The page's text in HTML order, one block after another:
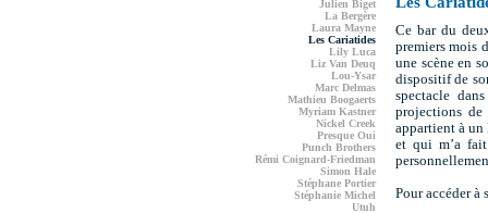
Julien Biget
La Bergère
Laura Mayne
Les Cariatides
Lily Luca
Liz Van Deuq
Lou-Ysar
Marc Delmas
Mathieu Boogaerts
Myriam Kastner
Nickel Creek
Presque Oui
Punch Brothers
Rémi Coignard-Friedman
Simon Hale
Stéphane Portier
Stéphanie Michel
Utuh
Ce bar du
premiers mois
une scène en
dispositif de
spectacle
projections
appartient à
et qui m’a
Pour accéder à